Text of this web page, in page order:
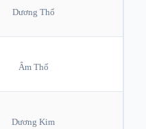
Dương Thổ
Âm Thổ
Dương Kim